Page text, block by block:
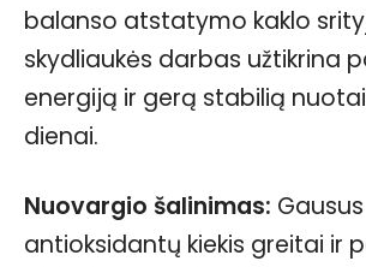
balanso atstatymo kaklo
skydliaukės darbas užtikrina
energiją ir gerą stabilią
dienai.
Nuovargio šalinimas: Gausus
antioksidantų kiekis greitai ir